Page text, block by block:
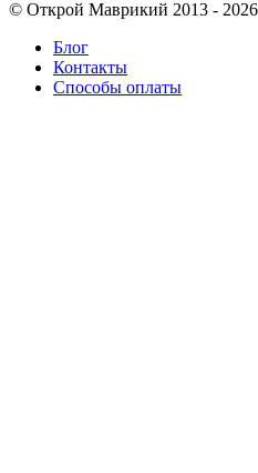
© Открой Маврикий 2013 - 2026
Блог
Контакты
Способы оплаты